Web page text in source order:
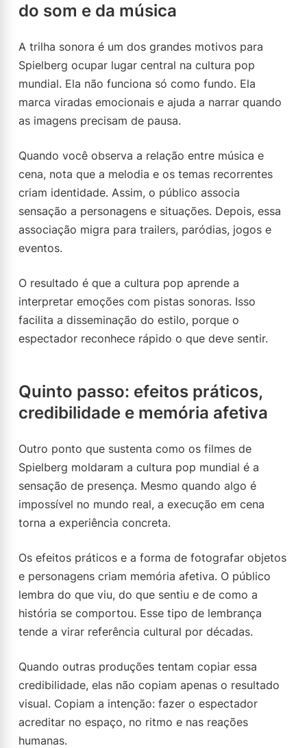
do som e da música
A trilha sonora é um dos grandes motivos para
Spielberg ocupar lugar central na cultura pop
mundial. Ela não funciona só como fundo. Ela
marca viradas emocionais e ajuda a narrar quando
as imagens precisam de pausa.
Quando você observa a relação entre música e
cena, nota que a melodia e os temas recorrentes
criam identidade. Assim, o público associa
sensação a personagens e situações. Depois, essa
associação migra para trailers, paródias, jogos e
eventos.
O resultado é que a cultura pop aprende a
interpretar emoções com pistas sonoras. Isso
facilita a disseminação do estilo, porque o
espectador reconhece rápido o que deve sentir.
Quinto passo: efeitos práticos,
credibilidade e memória afetiva
Outro ponto que sustenta como os filmes de
Spielberg moldaram a cultura pop mundial é a
sensação de presença. Mesmo quando algo é
impossível no mundo real, a execução em cena
torna a experiência concreta.
Os efeitos práticos e a forma de fotografar objetos
e personagens criam memória afetiva. O público
lembra do que viu, do que sentiu e de como a
história se comportou. Esse tipo de lembrança
tende a virar referência cultural por décadas.
Quando outras produções tentam copiar essa
credibilidade, elas não copiam apenas o resultado
visual. Copiam a intenção: fazer o espectador
acreditar no espaço, no ritmo e nas reações
humanas.